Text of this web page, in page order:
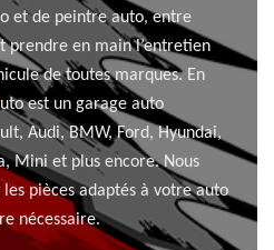
et de peintre auto, entre
prendre en main l’entretien
de toutes marques. En
est un garage auto
Audi, BMW, Ford, Hyundai,
Mini et plus encore. Nous
pièces adaptés à votre auto
nécessaire.